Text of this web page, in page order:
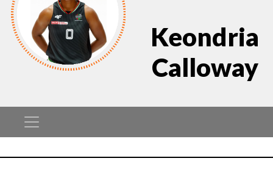
Keondria
Calloway